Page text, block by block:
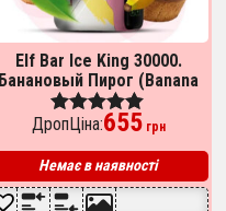
Elf Bar Ice King 30000.
Банановый Пирог (Banana
Cake)
Оценка
из 5
ДропЦіна:655грн
Немає в наявності